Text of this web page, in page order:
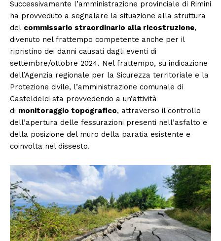
Successivamente l’amministrazione provinciale di Rimini
ha provveduto a segnalare la situazione alla struttura
del commissario straordinario alla ricostruzione,
divenuto nel frattempo competente anche per il
ripristino dei danni causati dagli eventi di
settembre/ottobre 2024. Nel frattempo, su indicazione
dell’Agenzia regionale per la Sicurezza territoriale e la
Protezione civile, l’amministrazione comunale di
Casteldelci sta provvedendo a un’attività
di monitoraggio topografico, attraverso il controllo
dell’apertura delle fessurazioni presenti nell’asfalto e
della posizione del muro della paratia esistente e
coinvolta nel dissesto.